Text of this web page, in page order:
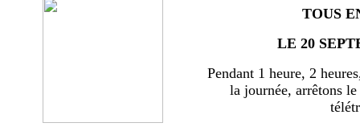
TOUS
LE 20
Pendant 1 heure, 2
la journée, arrêtons